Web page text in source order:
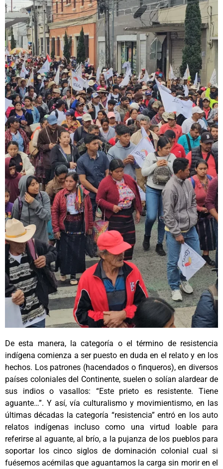
De esta manera, la categoría o el término de resistencia
indígena comienza a ser puesto en duda en el relato y en los
hechos. Los patrones (hacendados o finqueros), en diversos
países coloniales del Continente, suelen o solían alardear de
sus indios o vasallos: “Este prieto es resistente. Tiene
aguante…”. Y así, vía culturalismo y movimientismo, en las
últimas décadas la categoría “resistencia” entró en los auto
relatos indígenas incluso como una virtud loable para
referirse al aguante, al brío, a la pujanza de los pueblos para
soportar los cinco siglos de dominación colonial cual si
fuésemos acémilas que aguantamos la carga sin morir en el